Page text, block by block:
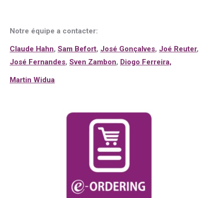
Notre équipe a contacter:
Claude Hahn, Sam Befort, José Gonçalves, Joé Reuter,
José Fernandes, Sven Zambon, Diogo Ferreira,
Martin Widua